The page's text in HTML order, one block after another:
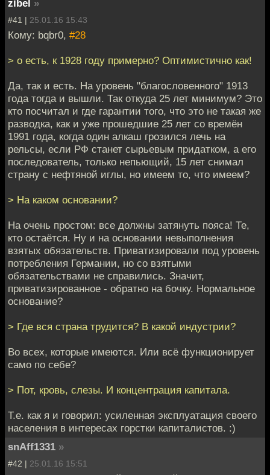
zibel »
#41 | 25.01.16 15:43
Кому: bqbr0, #28
> о есть, к 1928 году примерно? Оптимистично как!
Да, так и есть. На уровень "благословенного" 1913
года тогда и вышли. Так откуда 25 лет минимум? Это
кто посчитал и где гарантии того, что это не такая же
разводка, как и уже прошедшие 25 лет со времён
1991 года, когда один алкаш грозился лечь на
рельсы, если РФ станет сырьевым придатком, а его
последователь, только непьющий, 15 лет снимал
страну с нефтяной иглы, но имеем то, что имеем?
> На каком основании?
На очень простом: все должны затянуть пояса! Те,
кто остаётся. Ну и на основании невыполнения
взятых обязательств. Приватизировали под уровень
потребления Германии, но со взятыми
обязательствами не справились. Значит,
приватизированное - обратно на бочку. Нормальное
основание?
> Где вся страна трудится? В какой индустрии?
Во всех, которые имеются. Или всё функционирует
само по себе?
> Пот, кровь, слезы. И концентрация капитала.
Т.е. как я и говорил: усиленная эксплуатация своего
населения в интересах горстки капиталистов. :)
snAff1331 »
#42 | 25.01.16 15:51